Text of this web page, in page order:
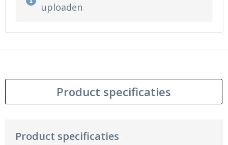
uploaden
Product specificaties
Product specificaties